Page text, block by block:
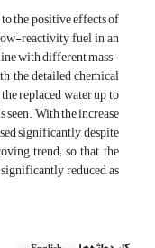
the positive effects of
reactivity fuel in an
with different mass-
the detailed chemical
replaced water up to
seen. With the increase
significantly, despite
trend; so that the
reduced, as